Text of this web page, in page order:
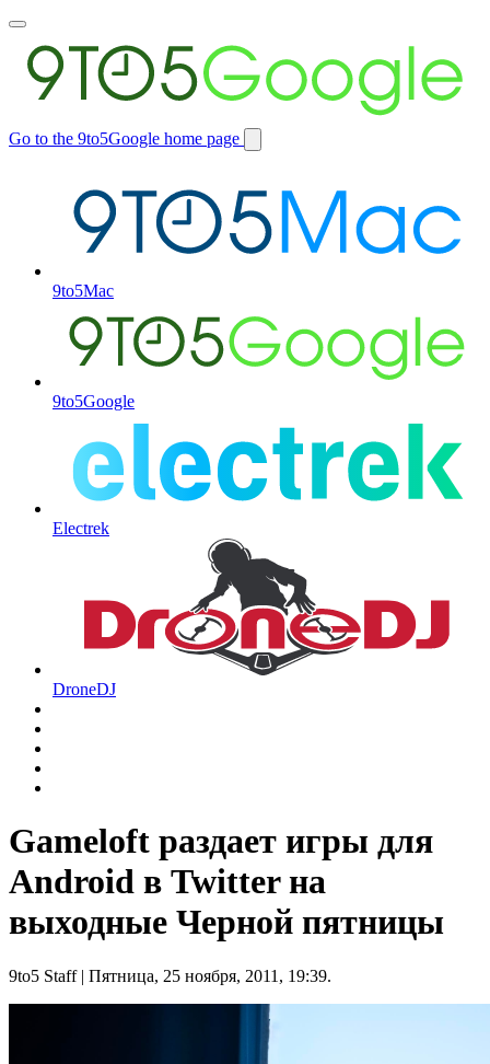
Toggle
main
menu
Go to the 9to5Google home page
Switch
9to5Mac
9to5Google
Electrek
DroneDJ
Gameloft раздает игры для
Android в Twitter на
выходные Черной пятницы
9to5 Staff| Пятница, 25 ноября, 2011, 19:39.